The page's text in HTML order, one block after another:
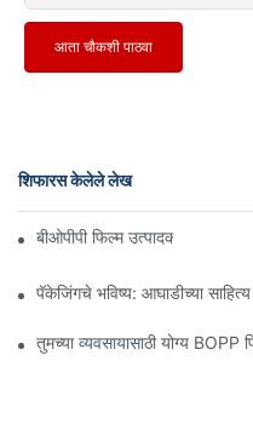
आता चौकशी पाठवा
शिफारस केलेले लेख
बीओपीपी फिल्म उत्पादक: लवचिक
पॅकेजिंगचे भविष्य: आघाडीच्या
तुमच्या व्यवसायासाठी योग्य BOPP